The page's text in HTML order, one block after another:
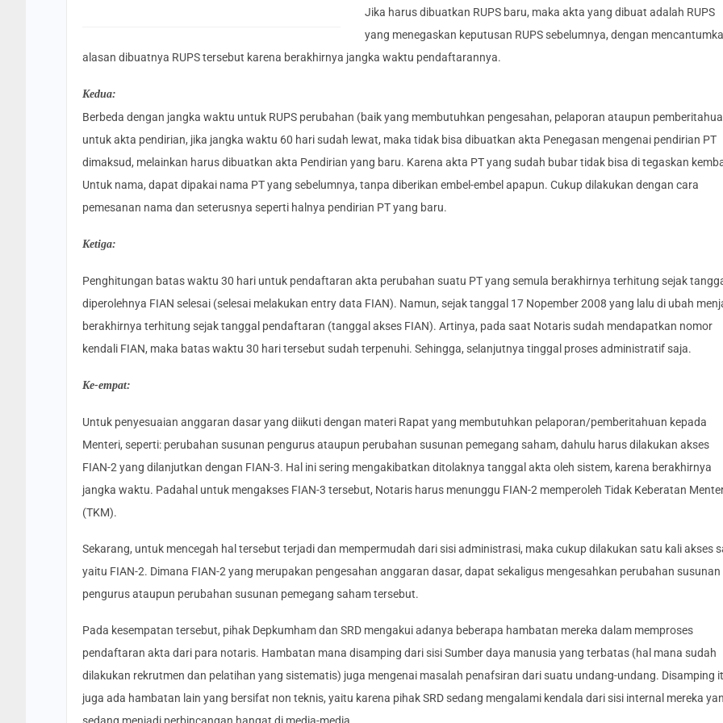
Jika harus dibuatkan RUPS baru, maka akta yang dibuat adalah RUPS
yang menegaskan keputusan RUPS sebelumnya, dengan
alasan dibuatnya RUPS tersebut karena berakhirnya jangka waktu pendaftarannya.
Kedua:
Berbeda dengan jangka waktu untuk RUPS perubahan (baik yang membutuhkan pengesahan, pelaporan ataupun
untuk akta pendirian, jika jangka waktu 60 hari sudah lewat, maka tidak bisa dibuatkan akta Penegasan mengenai pendirian PT
dimaksud, melainkan harus dibuatkan akta Pendirian yang baru. Karena akta PT yang sudah bubar tidak bisa di tegaskan
Untuk nama, dapat dipakai nama PT yang sebelumnya, tanpa diberikan embel-embel apapun. Cukup dilakukan dengan cara
pemesanan nama dan seterusnya seperti halnya pendirian PT yang baru.
Ketiga:
Penghitungan batas waktu 30 hari untuk pendaftaran akta perubahan suatu PT yang semula berakhirnya terhitung sejak
diperolehnya FIAN selesai (selesai melakukan entry data FIAN). Namun, sejak tanggal 17 Nopember 2008 yang lalu di ubah
berakhirnya terhitung sejak tanggal pendaftaran (tanggal akses FIAN). Artinya, pada saat Notaris sudah mendapatkan nomor
kendali FIAN, maka batas waktu 30 hari tersebut sudah terpenuhi. Sehingga, selanjutnya tinggal proses administratif saja.
Ke-empat:
Untuk penyesuaian anggaran dasar yang diikuti dengan materi Rapat yang membutuhkan pelaporan/pemberitahuan kepada
Menteri, seperti: perubahan susunan pengurus ataupun perubahan susunan pemegang saham, dahulu harus dilakukan akses
FIAN-2 yang dilanjutkan dengan FIAN-3. Hal ini sering mengakibatkan ditolaknya tanggal akta oleh sistem, karena berakhirnya
jangka waktu. Padahal untuk mengakses FIAN-3 tersebut, Notaris harus menunggu FIAN-2 memperoleh Tidak Keberatan
(TKM).
Sekarang, untuk mencegah hal tersebut terjadi dan mempermudah dari sisi administrasi, maka cukup dilakukan satu kali akses
yaitu FIAN-2. Dimana FIAN-2 yang merupakan pengesahan anggaran dasar, dapat sekaligus mengesahkan perubahan susunan
pengurus ataupun perubahan susunan pemegang saham tersebut.
Pada kesempatan tersebut, pihak Depkumham dan SRD mengakui adanya beberapa hambatan mereka dalam memproses
pendaftaran akta dari para notaris. Hambatan mana disamping dari sisi Sumber daya manusia yang terbatas (hal mana sudah
dilakukan rekrutmen dan pelatihan yang sistematis) juga mengenai masalah penafsiran dari suatu undang-undang. Disamping
juga ada hambatan lain yang bersifat non teknis, yaitu karena pihak SRD sedang mengalami kendala dari sisi internal mereka
sedang menjadi perbincangan hangat di media-media.